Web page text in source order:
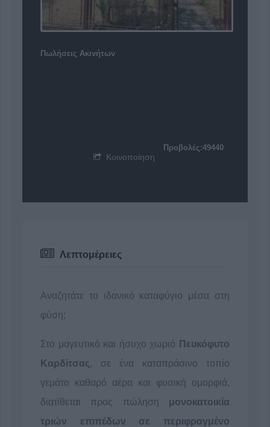
Πωλήσεις Ακινήτων
Προβολές:49440
Κοινοποίηση
Λεπτομέρειες
Αναζητάτε το ιδανικό καταφύγιο μέσα στη
φύση;
Στο μαγευτικό και ήσυχο χωριό
Πευκόφυτο
Καρδίτσας, σε ένα καταπράσινο τοπίο
γεμάτο καθαρό αέρα και φυσική ομορφιά,
διατίθεται προς πώληση μονοκατοικία
τριών επιπέδων σε περιφραγμένο